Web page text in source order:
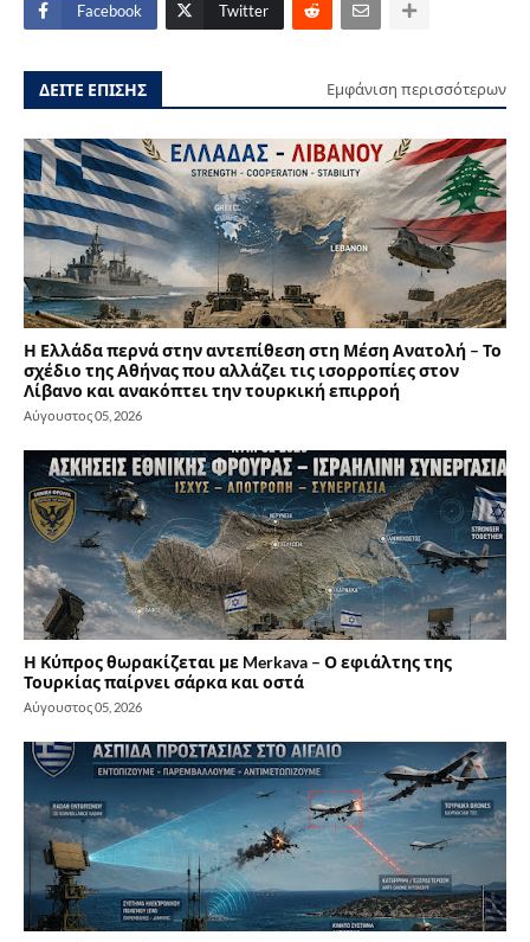
Facebook Twitter
ΔΕΙΤΕ ΕΠΙΣΗΣ Εμφάνιση περισσότερων
Η Ελλάδα περνά στην αντεπίθεση στη Μέση Ανατολή – Το
σχέδιο της Αθήνας που αλλάζει τις ισορροπίες στον
Λίβανο και ανακόπτει την τουρκική επιρροή
Αύγουστος 05, 2026
Η Κύπρος θωρακίζεται με Merkava – Ο εφιάλτης της
Τουρκίας παίρνει σάρκα και οστά
Αύγουστος 05, 2026